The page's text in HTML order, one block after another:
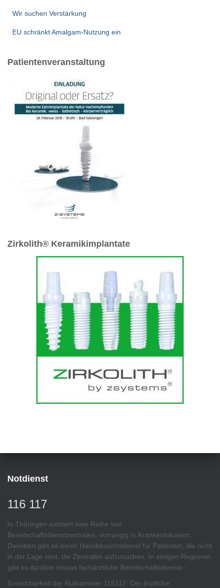
Wir suchen Verstärkung
EU schränkt Amalgam-Nutzung ein
Patientenveranstaltung
Zirkolith® Keramikimplantate
Notdienst
116 117
In Thüringen existiert eine Reihe von
Bereitschaftsdienstzentralen, vorrangig in Krankenhäusern.
Daneben gibt es einen Hausbesuchsdienst für Patienten, die nicht
in der Lage sind, die Zentralen aufzusuchen. In einigen Regionen
gibt es darüber hinaus fachärztliche Bereitschaftsdienste.
Erreichbarkeit der Rufnummer 116117: Der ärztliche